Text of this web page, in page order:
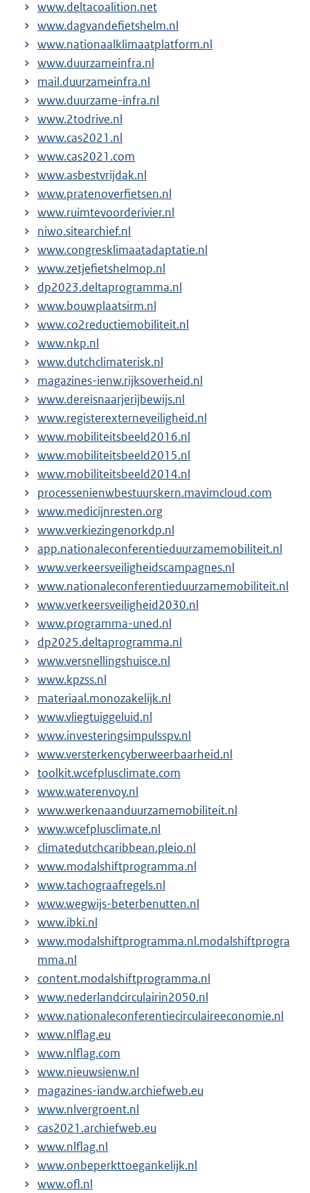
www.deltacoalition.net
www.dagvandefietshelm.nl
www.nationaalklimaatplatform.nl
www.duurzameinfra.nl
mail.duurzameinfra.nl
www.duurzame-infra.nl
www.2todrive.nl
www.cas2021.nl
www.cas2021.com
www.asbestvrijdak.nl
www.pratenoverfietsen.nl
www.ruimtevoorderivier.nl
niwo.sitearchief.nl
www.congresklimaatadaptatie.nl
www.zetjefietshelmop.nl
dp2023.deltaprogramma.nl
www.bouwplaatsirm.nl
www.co2reductiemobiliteit.nl
www.nkp.nl
www.dutchclimaterisk.nl
magazines-ienw.rijksoverheid.nl
www.dereisnaarjerijbewijs.nl
www.registerexterneveiligheid.nl
www.mobiliteitsbeeld2016.nl
www.mobiliteitsbeeld2015.nl
www.mobiliteitsbeeld2014.nl
processenienwbestuurskern.mavimcloud.com
www.medicijnresten.org
www.verkiezingenorkdp.nl
app.nationaleconferentieduurzamemobiliteit.nl
www.verkeersveiligheidscampagnes.nl
www.nationaleconferentieduurzamemobiliteit.nl
www.verkeersveiligheid2030.nl
www.programma-uned.nl
dp2025.deltaprogramma.nl
www.versnellingshuisce.nl
www.kpzss.nl
materiaal.monozakelijk.nl
www.vliegtuiggeluid.nl
www.investeringsimpulsspv.nl
www.versterkencyberweerbaarheid.nl
toolkit.wcefplusclimate.com
www.waterenvoy.nl
www.werkenaanduurzamemobiliteit.nl
www.wcefplusclimate.nl
climatedutchcaribbean.pleio.nl
www.modalshiftprogramma.nl
www.tachograafregels.nl
www.wegwijs-beterbenutten.nl
www.ibki.nl
www.modalshiftprogramma.nl.modalshiftprogra
mma.nl
content.modalshiftprogramma.nl
www.nederlandcirculairin2050.nl
www.nationaleconferentiecirculaireeconomie.nl
www.nlflag.eu
www.nlflag.com
www.nieuwsienw.nl
magazines-iandw.archiefweb.eu
www.nlvergroent.nl
cas2021.archiefweb.eu
www.nlflag.nl
www.onbeperkttoegankelijk.nl
www.ofl.nl